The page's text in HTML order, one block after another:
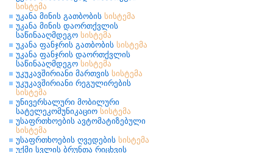
სისტემა
უკანა მინის გათბობის სისტემა
უკანა მინის დაორთქვლის
საწინააღმდეგო სისტემა
უკანა ფანჯრის გათბობის სისტემა
უკანა ფანჯრის დაორთქვლის
საწინააღმდეგო სისტემა
უკუკავშირიანი მართვის სისტემა
უკუკავშირიანი რეგულირების
სისტემა
უნივერსალური მობილური
სატელეკომუნიკაციო სისტემა
უსაფრთხოების ავტომატიზებული
სისტემა
უსაფრთხოების ღვედების სისტემა
უქმი სვლის ბრუნთა რიცხვის